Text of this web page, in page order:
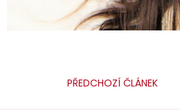
PŘEDCHOZÍ ČLÁNEK